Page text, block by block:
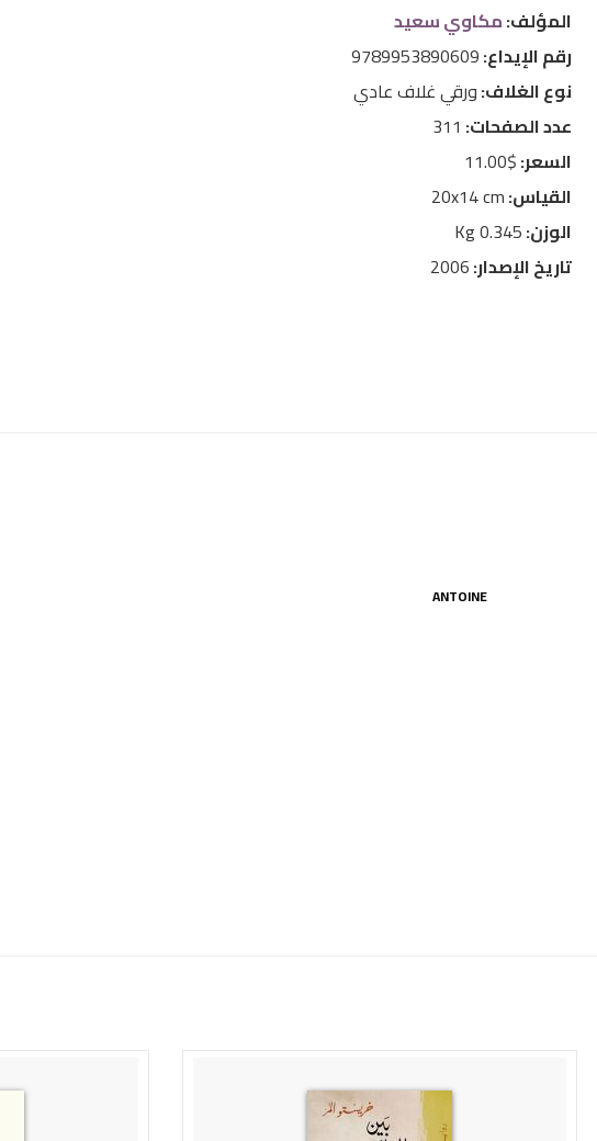
المؤلف:مكاوي سعيد
رقم الإيداع:9789953890609
نوع الغلاف:ورقي غلاف عادي
عدد الصفحات: 311
السعر:$11.00
القياس:20x14 cm
الوزن:0.345 Kg
تاريخ الإصدار:2006
ANTOINE